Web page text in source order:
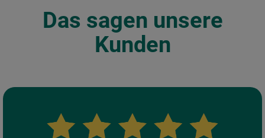
Das sagen unsere
Kunden